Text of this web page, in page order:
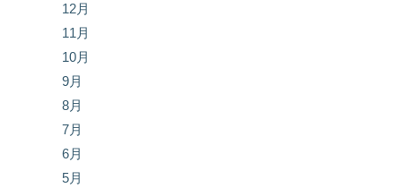
12月
11月
10月
9月
8月
7月
6月
5月